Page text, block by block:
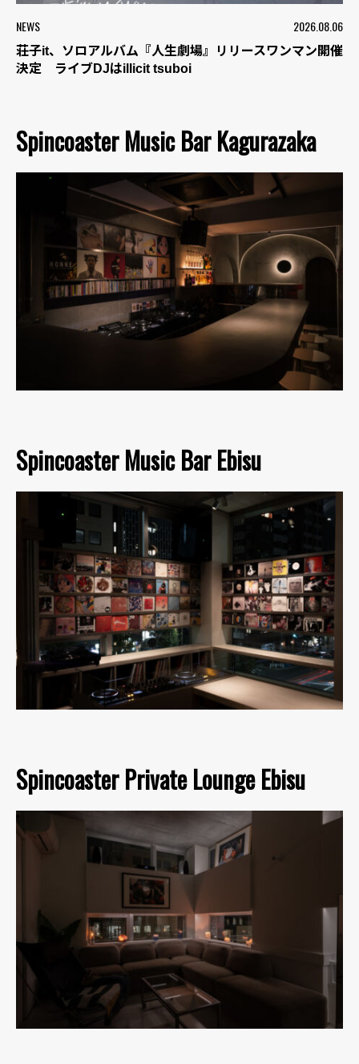
NEWS 2026.08.06
荘子it、ソロアルバム『人生劇場』リリースワンマン開催
決定 ライブDJはillicit tsuboi
Spincoaster Music Bar Kagurazaka
Spincoaster Music Bar Ebisu
Spincoaster Private Lounge Ebisu